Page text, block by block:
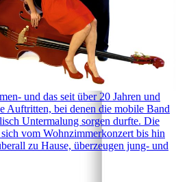
und das seit über 20 Jahren und
Auftritten, bei denen die mobile Band
Untermalung sorgen durfte. Die
vom Wohnzimmerkonzert bis hin
zu Hause, überzeugen jung- und